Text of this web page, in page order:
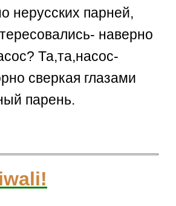
нерусских парней,
наверно
Та,та,насос-
сверкая глазами
парень.